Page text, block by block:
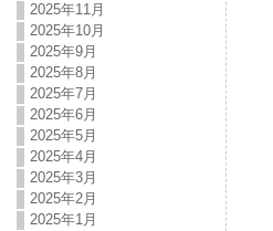
2025年11月
2025年10月
2025年9月
2025年8月
2025年7月
2025年6月
2025年5月
2025年4月
2025年3月
2025年2月
2025年1月